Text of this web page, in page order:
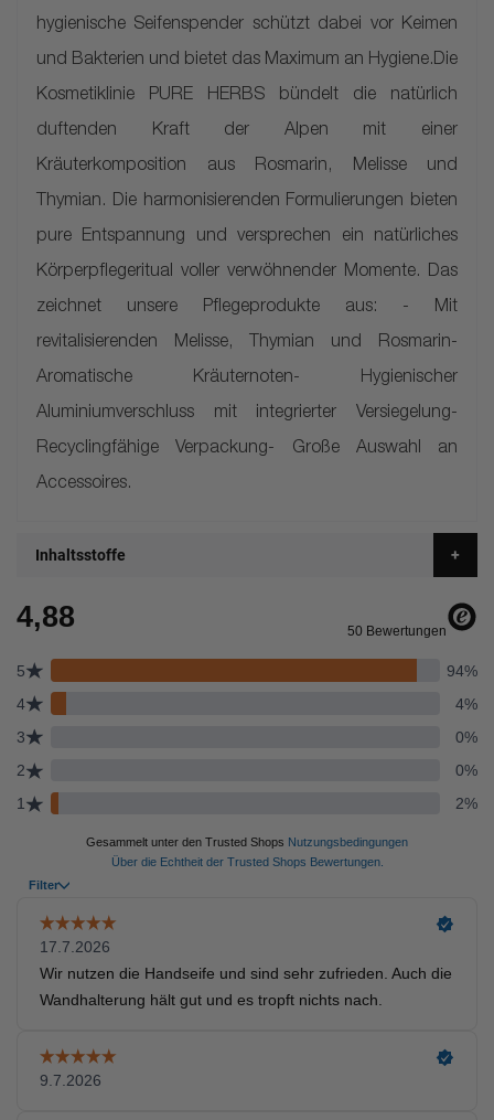
hygienische Seifenspender schützt dabei vor Keimen
und Bakterien und bietet das Maximum an Hygiene.Die
Kosmetiklinie PURE HERBS bündelt die natürlich
duftenden Kraft der Alpen mit einer
Kräuterkomposition aus Rosmarin, Melisse und
Thymian. Die harmonisierenden Formulierungen bieten
pure Entspannung und versprechen ein natürliches
Körperpflegeritual voller verwöhnender Momente. Das
zeichnet unsere Pflegeprodukte aus: - Mit
revitalisierenden Melisse, Thymian und Rosmarin-
Aromatische Kräuternoten- Hygienischer
Aluminiumverschluss mit integrierter Versiegelung-
Recyclingfähige Verpackung- Große Auswahl an
Accessoires.
Inhaltsstoffe